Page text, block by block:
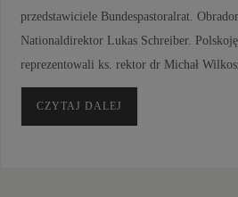
przedstawiciele Bundespastoralrat.
Nationaldirektor Lukas Schreiber.
reprezentowali ks. rektor dr Michał
CZYTAJ DALEJ